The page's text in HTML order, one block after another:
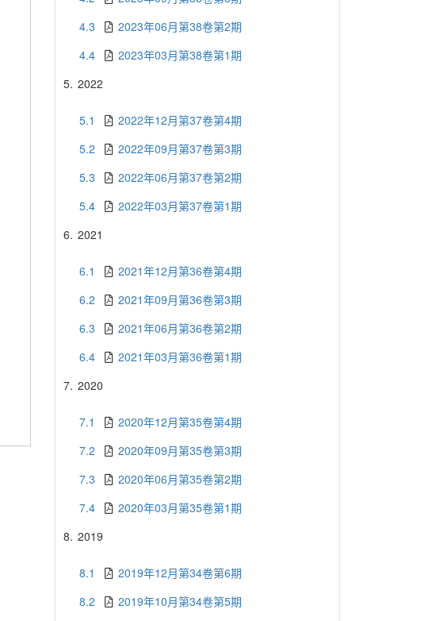
4.3
2023年06月第38卷第2期
4.4
2023年03月第38卷第1期
5. 2022
5.1
2022年12月第37卷第4期
5.2
2022年09月第37卷第3期
5.3
2022年06月第37卷第2期
5.4
2022年03月第37卷第1期
6. 2021
6.1
2021年12月第36卷第4期
6.2
2021年09月第36卷第3期
6.3
2021年06月第36卷第2期
6.4
2021年03月第36卷第1期
7. 2020
7.1
2020年12月第35卷第4期
7.2
2020年09月第35卷第3期
7.3
2020年06月第35卷第2期
7.4
2020年03月第35卷第1期
8. 2019
8.1
2019年12月第34卷第6期
8.2
2019年10月第34卷第5期